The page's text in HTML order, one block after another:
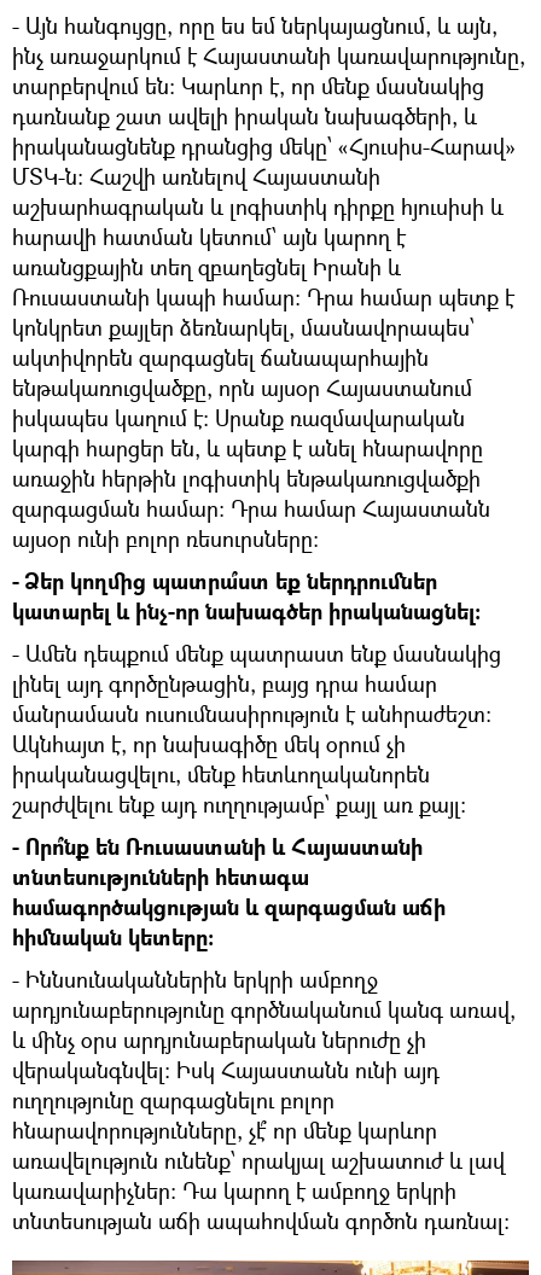
- Այն հանգույցը, որը ես եմ ներկայացնում, և այն,
ինչ առաջարկում է Հայաստանի կառավարությունը,
տարբերվում են։ Կարևոր է, որ մենք մասնակից
դառնանք շատ ավելի իրական նախագծերի, և
իրականացնենք դրանցից մեկը՝ «Հյուսիս-Հարավ»
ՄՏԿ-ն։ Հաշվի առնելով Հայաստանի
աշխարհագրական և լոգիստիկ դիրքը հյուսիսի և
հարավի հատման կետում՝ այն կարող է
առանցքային տեղ զբաղեցնել Իրանի և
Ռուսաստանի կապի համար։ Դրա համար պետք է
կոնկրետ քայլեր ձեռնարկել, մասնավորապես՝
ակտիվորեն զարգացնել ճանապարհային
ենթակառուցվածքը, որն այսօր Հայաստանում
իսկապես կաղում է։ Սրանք ռազմավարական
կարգի հարցեր են, և պետք է անել հնարավորը
առաջին հերթին լոգիստիկ ենթակառուցվածքի
զարգացման համար։ Դրա համար Հայաստանն
այսօր ունի բոլոր ռեսուրսները։
- Ձեր կողմից պատրա՞ստ եք ներդրումներ
կատարել և ինչ-որ նախագծեր իրականացնել:
- Ամեն դեպքում մենք պատրաստ ենք մասնակից
լինել այդ գործընթացին, բայց դրա համար
մանրամասն ուսումնասիրություն է անհրաժեշտ։
Ակնհայտ է, որ նախագիծը մեկ օրում չի
իրականացվելու, մենք հետևողականորեն
շարժվելու ենք այդ ուղղությամբ՝ քայլ առ քայլ։
- Որո՞նք են Ռուսաստանի և Հայաստանի
տնտեսությունների հետագա
համագործակցության և զարգացման աճի
հիմնական կետերը:
- Իննսունականներին երկրի ամբողջ
արդյունաբերությունը գործնականում կանգ առավ,
և մինչ օրս արդյունաբերական ներուժը չի
վերականգնվել: Իսկ Հայաստանն ունի այդ
ուղղությունը զարգացնելու բոլոր
հնարավորությունները, չէ՞ որ մենք կարևոր
առավելություն ունենք՝ որակյալ աշխատուժ և լավ
կառավարիչներ։ Դա կարող է ամբողջ երկրի
տնտեսության աճի ապահովման գործոն դառնալ։